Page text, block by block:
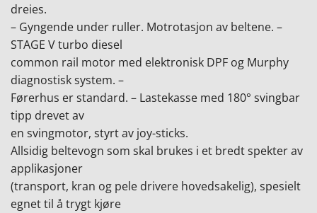
dreies.
– Gyngende under ruller. Motrotasjon av beltene. –
STAGE V turbo diesel
common rail motor med elektronisk DPF og Murphy
diagnostisk system. –
Førerhus er standard. – Lastekasse med 180° svingbar
tipp drevet av
en svingmotor, styrt av joy-sticks.
Allsidig beltevogn som skal brukes i et bredt spekter av
applikasjoner
(transport, kran og pele drivere hovedsakelig), spesielt
egnet til å trygt kjøre